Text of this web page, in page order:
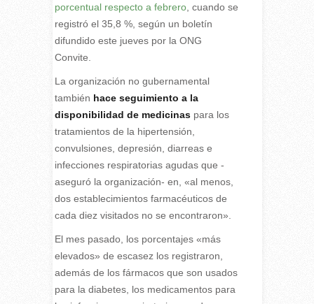
porcentual respecto a febrero, cuando se
registró el 35,8 %, según un boletín
difundido este jueves por la ONG
Convite.
La organización no gubernamental
también hace seguimiento a la
disponibilidad de medicinaspara los
tratamientos de la hipertensión,
convulsiones, depresión, diarreas e
infecciones respiratorias agudas que -
aseguró la organización- en, «al menos,
dos establecimientos farmacéuticos de
cada diez visitados no se encontraron».
El mes pasado, los porcentajes «más
elevados» de escasez los registraron,
además de los fármacos que son usados
para la diabetes, los medicamentos para